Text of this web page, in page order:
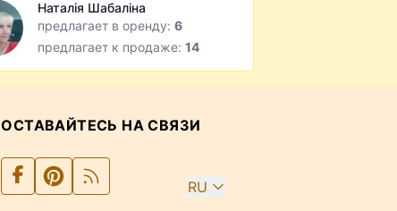
Наталія Шабаліна
предлагает в оренду:6
предлагает к продаже:14
ОСТАВАЙТЕСЬ НА СВЯЗИ
RU